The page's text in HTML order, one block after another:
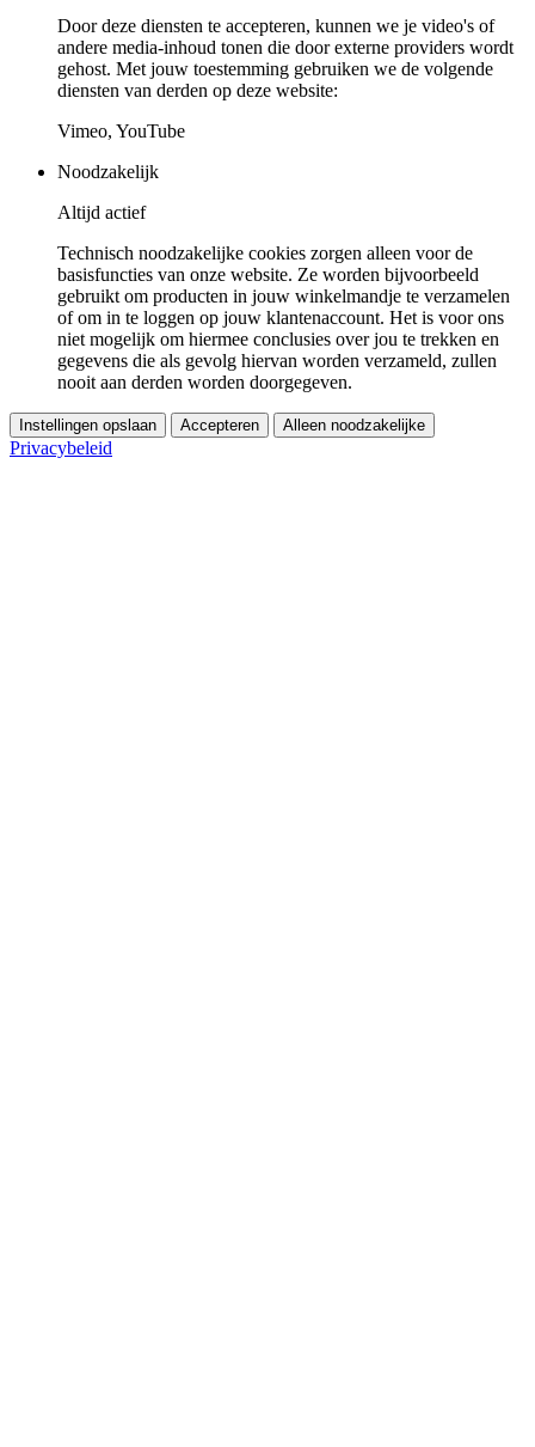
Door deze diensten te accepteren, kunnen we je video's of
andere media-inhoud tonen die door externe providers wordt
gehost. Met jouw toestemming gebruiken we de volgende
diensten van derden op deze website:
Vimeo, YouTube
Noodzakelijk
Altijd actief
Technisch noodzakelijke cookies zorgen alleen voor de
basisfuncties van onze website. Ze worden bijvoorbeeld
gebruikt om producten in jouw winkelmandje te verzamelen
of om in te loggen op jouw klantenaccount. Het is voor ons
niet mogelijk om hiermee conclusies over jou te trekken en
gegevens die als gevolg hiervan worden verzameld, zullen
nooit aan derden worden doorgegeven.
Instellingen opslaan Accepteren Alleen noodzakelijke
Privacybeleid